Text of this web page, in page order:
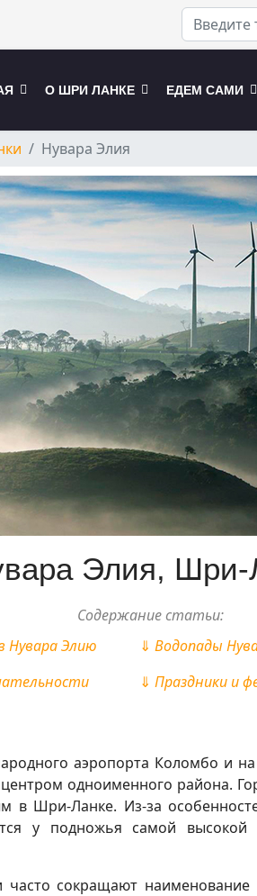
О ШРИ ЛАНКЕ ЕДЕМ САМИ
Нувара Элия
Элия, Шри-
Содержание статьи:
Нувара Элию
⇓Водопады
⇓Праздники и
аэропорта Коломбо и
одноименного района.
в Шри-Ланке. Из-за
у подножья самой
сокращают